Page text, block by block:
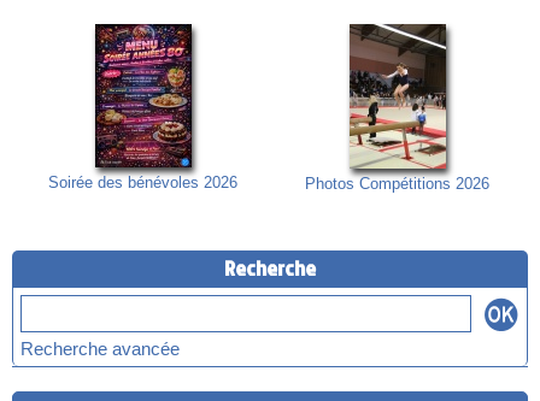
Soirée des bénévoles 2026 Photos Compétitions 2026
Recherche
Recherche avancée